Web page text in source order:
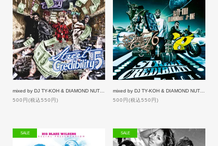
mixed by DJ TY-KOH & DIAMOND NUTZ / STREET CREDIBILITY 5 [50%OFF]
500円(税込550円)
mixed by DJ TY-KOH & DIAMOND NUTZ / STREET CREDIBILITY 6 [50%OFF]
500円(税込550円)
SALE SALE